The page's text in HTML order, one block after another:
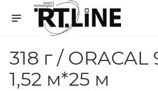
318 г / ORACAL
1,52 м*25 м